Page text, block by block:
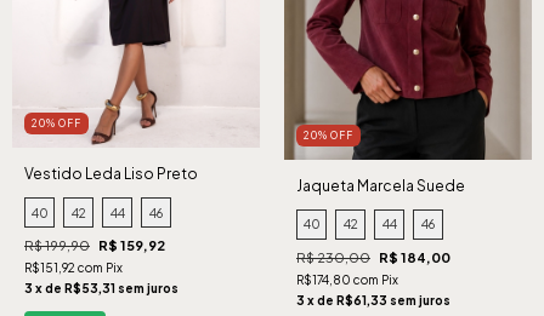
20% OFF
Vestido Leda Liso Preto
40 42 44 46
R$ 199,90 R$ 159,92
R$151,92 com Pix
3 x de R$53,31 sem juros
20% OFF
Jaqueta Marcela Suede
Cabernet
40 42 44 46
R$ 230,00 R$ 184,00
R$174,80 com Pix
3 x de R$61,33 sem juros